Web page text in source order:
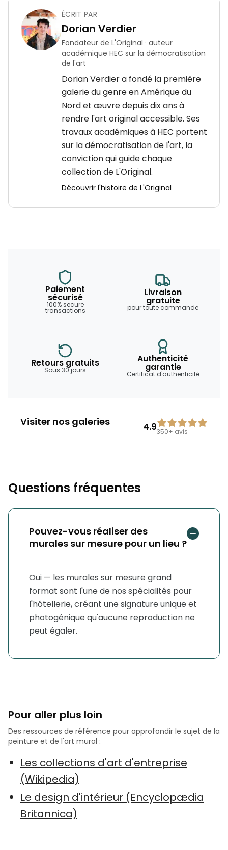
ÉCRIT PAR
Dorian Verdier
Fondateur de L'Original · auteur
académique HEC sur la démocratisation
de l'art
Dorian Verdier a fondé la première
galerie du genre en Amérique du
Nord et œuvre depuis dix ans à
rendre l'art original accessible. Ses
travaux académiques à HEC portent
sur la démocratisation de l'art, la
conviction qui guide chaque
collection de L'Original.
Découvrir l'histoire de L'Original
Paiement
sécurisé
100% secure
transactions
Livraison
gratuite
pour toute commande
Retours gratuits
Sous 30 jours
Authenticité
garantie
Certificat d'authenticité
Visiter nos galeries 4.9350+ avis
Questions fréquentes
Pouvez-vous réaliser des
murales sur mesure pour un lieu ?
Oui — les murales sur mesure grand
format sont l'une de nos spécialités pour
l'hôtellerie, créant une signature unique et
photogénique qu'aucune reproduction ne
peut égaler.
Pour aller plus loin
Des ressources de référence pour approfondir le sujet de la
peinture et de l'art mural :
Les collections d'art d'entreprise
(Wikipedia)
Le design d'intérieur (Encyclopædia
Britannica)